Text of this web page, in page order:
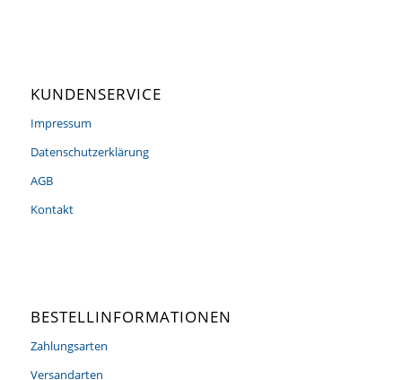
KUNDENSERVICE
Impressum
Datenschutzerklärung
AGB
Kontakt
BESTELLINFORMATIONEN
Zahlungsarten
Versandarten